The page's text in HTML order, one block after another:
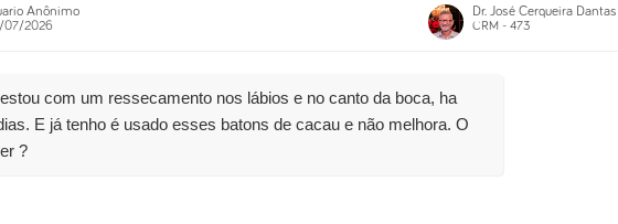
Anônimo
07/2026
Dr. José Cerqueira Dantas
CRM - 473
com um ressecamento nos lábios e no canto da boca, ha
E já tenho é usado esses batons de cacau e não melhora. O
?